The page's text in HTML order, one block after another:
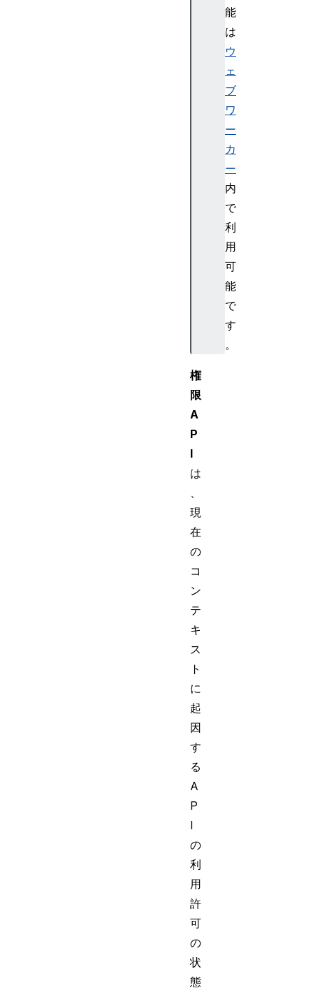
能
は
ウ
ェ
ブ
ワ
ー
カ
ー
内
で
利
用
可
能
で
す
。
権
限
A
P
I
は
、
現
在
の
コ
ン
テ
キ
ス
ト
に
起
因
す
る
A
P
I
の
利
用
許
可
の
状
態